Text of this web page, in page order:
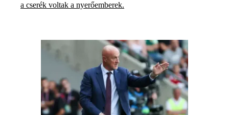
a cserék voltak a nyerőemberek.